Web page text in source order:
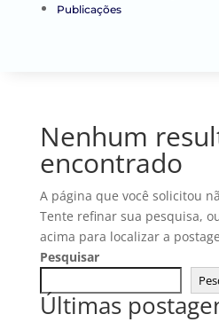
Publicações
Nenhum
encontrado
A página que você solicitou
Tente refinar sua pesquisa,
acima para localizar a
Pesquisar
Últimas